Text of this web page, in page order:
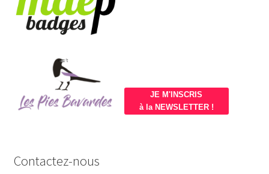
JE M'INSCRIS
à la NEWSLETTER !
Contactez-nous